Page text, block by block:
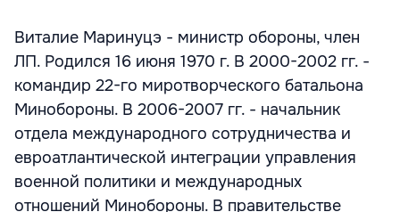
Виталие Маринуцэ - министр обороны, член
ЛП. Родился 16 июня 1970 г. В 2000-2002 гг. -
командир 22-го миротворческого батальона
Минобороны. В 2006-2007 гг. - начальник
отдела международного сотрудничества и
евроатлантической интеграции управления
военной политики и международных
отношений Минобороны. В правительстве